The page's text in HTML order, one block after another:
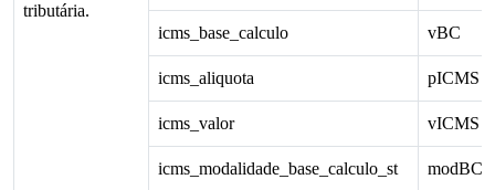
tributária.
icms_base_calculo vBC
icms_aliquota pICMS
icms_valor vICMS
icms_modalidade_base_calculo_st